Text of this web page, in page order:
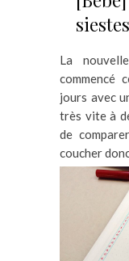
La
commencé
jours avec
très vite à
de
coucher